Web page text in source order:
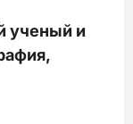
ученый и